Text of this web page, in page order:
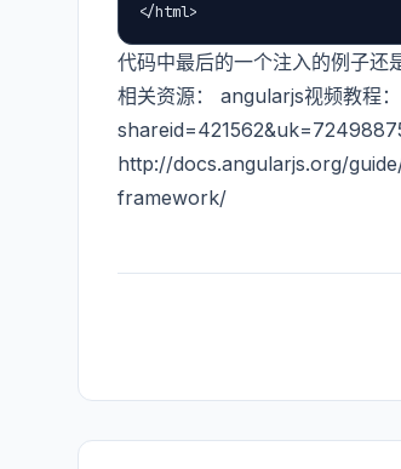
</html>
代码中最后的一个注入的例子还
相关资源： angularjs视频教程
http://docs.angularjs.org/
framework/